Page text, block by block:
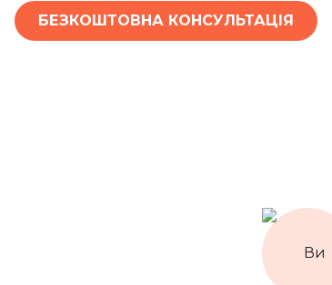
БЕЗКОШТОВНА КОНСУЛЬТАЦІЯ